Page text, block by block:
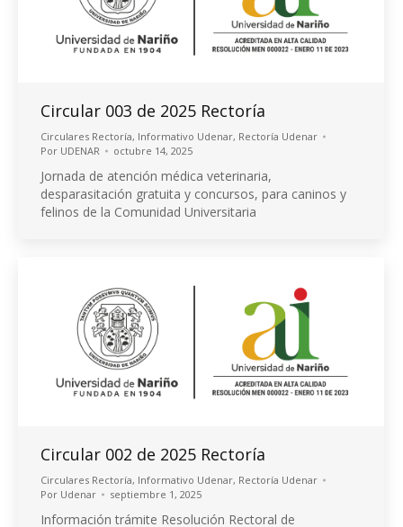
Circular 003 de 2025 Rectoría
Circulares Rectoría, Informativo Udenar, Rectoría Udenar
Por UDENAR octubre 14, 2025
Jornada de atención médica veterinaria,
desparasitación gratuita y concursos, para caninos y
felinos de la Comunidad Universitaria
Circular 002 de 2025 Rectoría
Circulares Rectoría, Informativo Udenar, Rectoría Udenar
Por Udenar septiembre 1, 2025
Información trámite Resolución Rectoral de